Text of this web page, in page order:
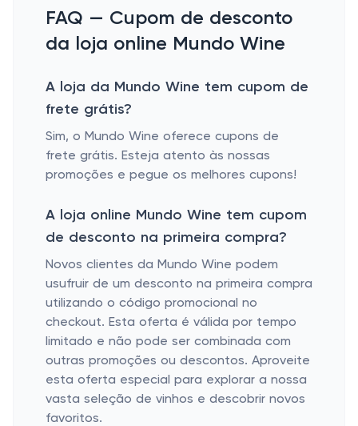
FAQ — Cupom de desconto
da loja online Mundo Wine
A loja da Mundo Wine tem cupom de
frete grátis?
Sim, o Mundo Wine oferece cupons de
frete grátis. Esteja atento às nossas
promoções e pegue os melhores cupons!
A loja online Mundo Wine tem cupom
de desconto na primeira compra?
Novos clientes da Mundo Wine podem
usufruir de um desconto na primeira compra
utilizando o código promocional no
checkout. Esta oferta é válida por tempo
limitado e não pode ser combinada com
outras promoções ou descontos. Aproveite
esta oferta especial para explorar a nossa
vasta seleção de vinhos e descobrir novos
favoritos.